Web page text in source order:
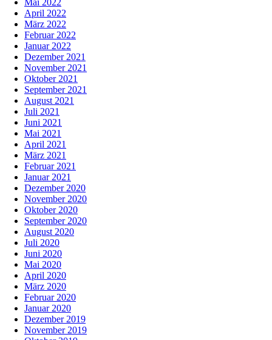
April 2022
März 2022
Februar 2022
Januar 2022
Dezember 2021
November 2021
Oktober 2021
September 2021
August 2021
Juli 2021
Juni 2021
Mai 2021
April 2021
März 2021
Februar 2021
Januar 2021
Dezember 2020
November 2020
Oktober 2020
September 2020
August 2020
Juli 2020
Juni 2020
Mai 2020
April 2020
März 2020
Februar 2020
Januar 2020
Dezember 2019
November 2019